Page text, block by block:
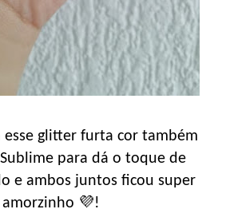
esse glitter furta cor também
para dá o toque de
e ambos juntos ficou super
amorzinho 💜!